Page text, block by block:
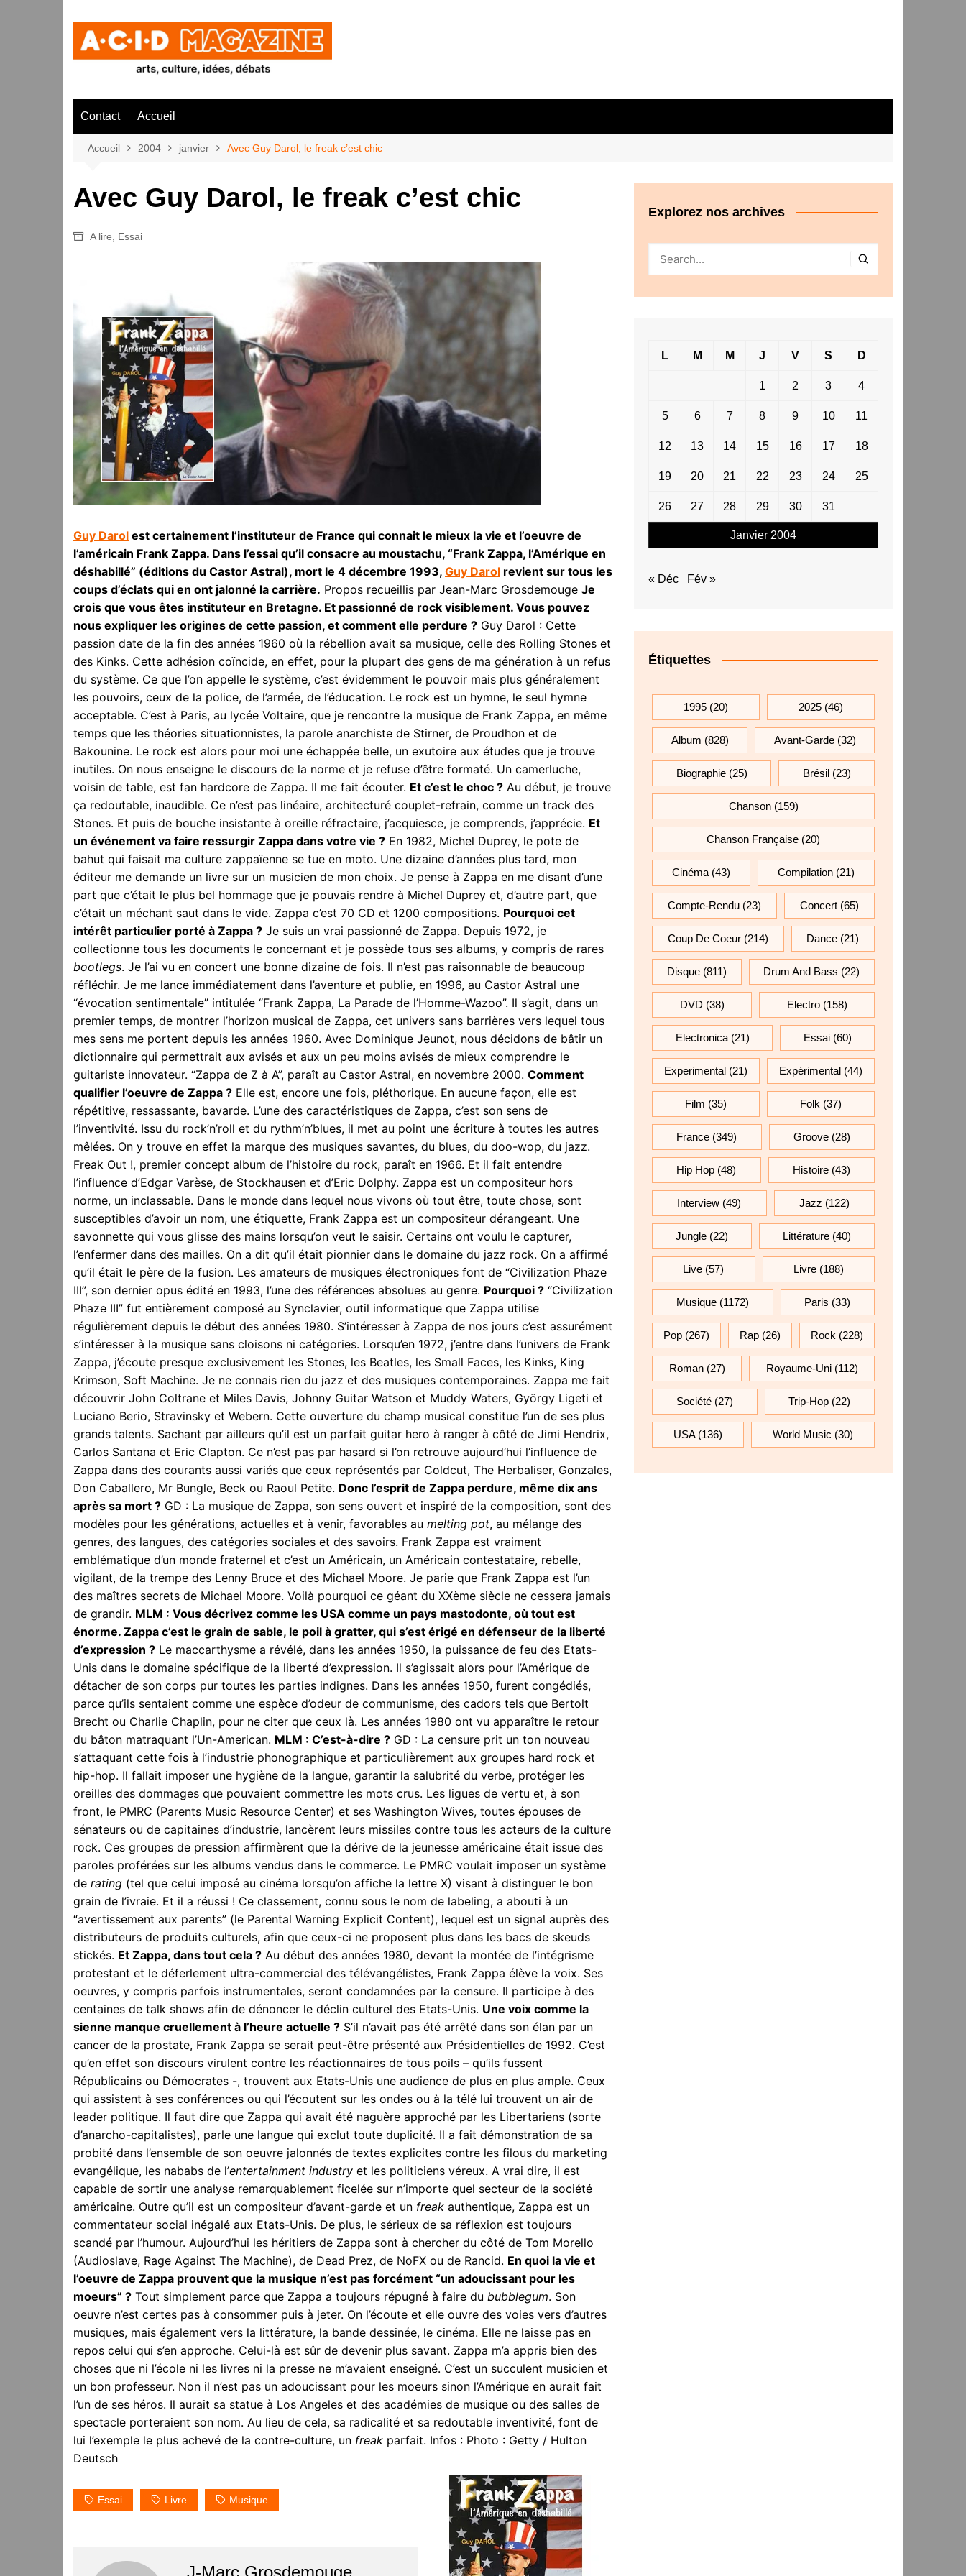
Contact Accueil
Accueil 2004 janvier Avec Guy Darol, le freak c’est chic
Avec Guy Darol, le freak c’est chic
A lire Essai
Guy Darol est certainement l’instituteur de France qui connait le mieux la vie et l’oeuvre de
l’américain Frank Zappa. Dans l’essai qu’il consacre au moustachu, “Frank Zappa, l’Amérique en
déshabillé” (éditions du Castor Astral), mort le 4 décembre 1993, Guy Darol revient sur tous les
coups d’éclats qui en ont jalonné la carrière. Propos recueillis par Jean-Marc Grosdemouge Je
crois que vous êtes instituteur en Bretagne. Et passionné de rock visiblement. Vous pouvez
nous expliquer les origines de cette passion, et comment elle perdure ? Guy Darol : Cette
passion date de la fin des années 1960 où la rébellion avait sa musique, celle des Rolling Stones et
des Kinks. Cette adhésion coïncide, en effet, pour la plupart des gens de ma génération à un refus
du système. Ce que l’on appelle le système, c’est évidemment le pouvoir mais plus généralement
les pouvoirs, ceux de la police, de l’armée, de l’éducation. Le rock est un hymne, le seul hymne
acceptable. C’est à Paris, au lycée Voltaire, que je rencontre la musique de Frank Zappa, en même
temps que les théories situationnistes, la parole anarchiste de Stirner, de Proudhon et de
Bakounine. Le rock est alors pour moi une échappée belle, un exutoire aux études que je trouve
inutiles. On nous enseigne le discours de la norme et je refuse d’être formaté. Un camerluche,
voisin de table, est fan hardcore de Zappa. Il me fait écouter. Et c’est le choc ? Au début, je trouve
ça redoutable, inaudible. Ce n’est pas linéaire, architecturé couplet-refrain, comme un track des
Stones. Et puis de bouche insistante à oreille réfractaire, j’acquiesce, je comprends, j’apprécie. Et
un événement va faire ressurgir Zappa dans votre vie ? En 1982, Michel Duprey, le pote de
bahut qui faisait ma culture zappaïenne se tue en moto. Une dizaine d’années plus tard, mon
éditeur me demande un livre sur un musicien de mon choix. Je pense à Zappa en me disant d’une
part que c’était le plus bel hommage que je pouvais rendre à Michel Duprey et, d’autre part, que
c’était un méchant saut dans le vide. Zappa c’est 70 CD et 1200 compositions. Pourquoi cet
intérêt particulier porté à Zappa ? Je suis un vrai passionné de Zappa. Depuis 1972, je
collectionne tous les documents le concernant et je possède tous ses albums, y compris de rares
bootlegs. Je l’ai vu en concert une bonne dizaine de fois. Il n’est pas raisonnable de beaucoup
réfléchir. Je me lance immédiatement dans l’aventure et publie, en 1996, au Castor Astral une
“évocation sentimentale” intitulée “Frank Zappa, La Parade de l’Homme-Wazoo”. Il s’agit, dans un
premier temps, de montrer l’horizon musical de Zappa, cet univers sans barrières vers lequel tous
mes sens me portent depuis les années 1960. Avec Dominique Jeunot, nous décidons de bâtir un
dictionnaire qui permettrait aux avisés et aux un peu moins avisés de mieux comprendre le
guitariste innovateur. “Zappa de Z à A”, paraît au Castor Astral, en novembre 2000. Comment
qualifier l’oeuvre de Zappa ? Elle est, encore une fois, pléthorique. En aucune façon, elle est
répétitive, ressassante, bavarde. L’une des caractéristiques de Zappa, c’est son sens de
l’inventivité. Issu du rock’n’roll et du rythm’n’blues, il met au point une écriture à toutes les autres
mêlées. On y trouve en effet la marque des musiques savantes, du blues, du doo-wop, du jazz.
Freak Out !, premier concept album de l’histoire du rock, paraît en 1966. Et il fait entendre
l’influence d’Edgar Varèse, de Stockhausen et d’Eric Dolphy. Zappa est un compositeur hors
norme, un inclassable. Dans le monde dans lequel nous vivons où tout être, toute chose, sont
susceptibles d’avoir un nom, une étiquette, Frank Zappa est un compositeur dérangeant. Une
savonnette qui vous glisse des mains lorsqu’on veut le saisir. Certains ont voulu le capturer,
l’enfermer dans des mailles. On a dit qu’il était pionnier dans le domaine du jazz rock. On a affirmé
qu’il était le père de la fusion. Les amateurs de musiques électroniques font de “Civilization Phaze
III”, son dernier opus édité en 1993, l’une des références absolues au genre. Pourquoi ? “Civilization
Phaze III” fut entièrement composé au Synclavier, outil informatique que Zappa utilise
régulièrement depuis le début des années 1980. S’intéresser à Zappa de nos jours c’est assurément
s’intéresser à la musique sans cloisons ni catégories. Lorsqu’en 1972, j’entre dans l’univers de Frank
Zappa, j’écoute presque exclusivement les Stones, les Beatles, les Small Faces, les Kinks, King
Krimson, Soft Machine. Je ne connais rien du jazz et des musiques contemporaines. Zappa me fait
découvrir John Coltrane et Miles Davis, Johnny Guitar Watson et Muddy Waters, György Ligeti et
Luciano Berio, Stravinsky et Webern. Cette ouverture du champ musical constitue l’un de ses plus
grands talents. Sachant par ailleurs qu’il est un parfait guitar hero à ranger à côté de Jimi Hendrix,
Carlos Santana et Eric Clapton. Ce n’est pas par hasard si l’on retrouve aujourd’hui l’influence de
Zappa dans des courants aussi variés que ceux représentés par Coldcut, The Herbaliser, Gonzales,
Don Caballero, Mr Bungle, Beck ou Raoul Petite. Donc l’esprit de Zappa perdure, même dix ans
après sa mort ? GD : La musique de Zappa, son sens ouvert et inspiré de la composition, sont des
modèles pour les générations, actuelles et à venir, favorables au melting pot, au mélange des
genres, des langues, des catégories sociales et des savoirs. Frank Zappa est vraiment
emblématique d’un monde fraternel et c’est un Américain, un Américain contestataire, rebelle,
vigilant, de la trempe des Lenny Bruce et des Michael Moore. Je parie que Frank Zappa est l’un
des maîtres secrets de Michael Moore. Voilà pourquoi ce géant du XXème siècle ne cessera jamais
de grandir. MLM : Vous décrivez comme les USA comme un pays mastodonte, où tout est
énorme. Zappa c’est le grain de sable, le poil à gratter, qui s’est érigé en défenseur de la liberté
d’expression ? Le maccarthysme a révélé, dans les années 1950, la puissance de feu des Etats-
Unis dans le domaine spécifique de la liberté d’expression. Il s’agissait alors pour l’Amérique de
détacher de son corps pur toutes les parties indignes. Dans les années 1950, furent congédiés,
parce qu’ils sentaient comme une espèce d’odeur de communisme, des cadors tels que Bertolt
Brecht ou Charlie Chaplin, pour ne citer que ceux là. Les années 1980 ont vu apparaître le retour
du bâton matraquant l’Un-American. MLM : C’est-à-dire ? GD : La censure prit un ton nouveau
s’attaquant cette fois à l’industrie phonographique et particulièrement aux groupes hard rock et
hip-hop. Il fallait imposer une hygiène de la langue, garantir la salubrité du verbe, protéger les
oreilles des dommages que pouvaient commettre les mots crus. Les ligues de vertu et, à son
front, le PMRC (Parents Music Resource Center) et ses Washington Wives, toutes épouses de
sénateurs ou de capitaines d’industrie, lancèrent leurs missiles contre tous les acteurs de la culture
rock. Ces groupes de pression affirmèrent que la dérive de la jeunesse américaine était issue des
paroles proférées sur les albums vendus dans le commerce. Le PMRC voulait imposer un système
de rating (tel que celui imposé au cinéma lorsqu’on affiche la lettre X) visant à distinguer le bon
grain de l’ivraie. Et il a réussi ! Ce classement, connu sous le nom de labeling, a abouti à un
“avertissement aux parents” (le Parental Warning Explicit Content), lequel est un signal auprès des
distributeurs de produits culturels, afin que ceux-ci ne proposent plus dans les bacs de skeuds
stickés. Et Zappa, dans tout cela ? Au début des années 1980, devant la montée de l’intégrisme
protestant et le déferlement ultra-commercial des télévangélistes, Frank Zappa élève la voix. Ses
oeuvres, y compris parfois instrumentales, seront condamnées par la censure. Il participe à des
centaines de talk shows afin de dénoncer le déclin culturel des Etats-Unis. Une voix comme la
sienne manque cruellement à l’heure actuelle ? S’il n’avait pas été arrêté dans son élan par un
cancer de la prostate, Frank Zappa se serait peut-être présenté aux Présidentielles de 1992. C’est
qu’en effet son discours virulent contre les réactionnaires de tous poils – qu’ils fussent
Républicains ou Démocrates -, trouvent aux Etats-Unis une audience de plus en plus ample. Ceux
qui assistent à ses conférences ou qui l’écoutent sur les ondes ou à la télé lui trouvent un air de
leader politique. Il faut dire que Zappa qui avait été naguère approché par les Libertariens (sorte
d’anarcho-capitalistes), parle une langue qui exclut toute duplicité. Il a fait démonstration de sa
probité dans l’ensemble de son oeuvre jalonnés de textes explicites contre les filous du marketing
evangélique, les nababs de l’entertainment industry et les politiciens véreux. A vrai dire, il est
capable de sortir une analyse remarquablement ficelée sur n’importe quel secteur de la société
américaine. Outre qu’il est un compositeur d’avant-garde et un freak authentique, Zappa est un
commentateur social inégalé aux Etats-Unis. De plus, le sérieux de sa réflexion est toujours
scandé par l’humour. Aujourd’hui les héritiers de Zappa sont à chercher du côté de Tom Morello
(Audioslave, Rage Against The Machine), de Dead Prez, de NoFX ou de Rancid. En quoi la vie et
l’oeuvre de Zappa prouvent que la musique n’est pas forcément “un adoucissant pour les
moeurs” ? Tout simplement parce que Zappa a toujours répugné à faire du bubblegum. Son
oeuvre n’est certes pas à consommer puis à jeter. On l’écoute et elle ouvre des voies vers d’autres
musiques, mais également vers la littérature, la bande dessinée, le cinéma. Elle ne laisse pas en
repos celui qui s’en approche. Celui-là est sûr de devenir plus savant. Zappa m’a appris bien des
choses que ni l’école ni les livres ni la presse ne m’avaient enseigné. C’est un succulent musicien et
un bon professeur. Non il n’est pas un adoucissant pour les moeurs sinon l’Amérique en aurait fait
l’un de ses héros. Il aurait sa statue à Los Angeles et des académies de musique ou des salles de
spectacle porteraient son nom. Au lieu de cela, sa radicalité et sa redoutable inventivité, font de
lui l’exemple le plus achevé de la contre-culture, un freak parfait. Infos : Photo : Getty / Hulton
Deutsch
Essai Livre Musique
J-Marc Grosdemouge
Explorez nos archives
Janvier 2004
L M M J V S D
1 2 3 4
5 6 7 8 9 10 11
12 13 14 15 16 17 18
19 20 21 22 23 24 25
26 27 28 29 30 31
« Déc Fév »
Étiquettes
1995 (20) 2025 (46)
Album (828) Avant-Garde(32)
Biographie(25) Brésil(23)
Chanson(159)
Chanson Française (20)
Cinéma (43) Compilation (21)
Compte-Rendu (23) Concert (65)
Coup De Coeur(214) Dance (21)
Disque(811) Drum And Bass (22)
DVD (38) Electro(158)
Electronica(21) Essai(60)
Experimental (21) Expérimental (44)
Film (35) Folk (37)
France (349) Groove(28)
Hip Hop (48) Histoire(43)
Interview (49) Jazz (122)
Jungle (22) Littérature (40)
Live (57) Livre(188)
Musique(1172) Paris (33)
Pop (267) Rap (26) Rock (228)
Roman(27) Royaume-Uni(112)
Société(27) Trip-Hop (22)
USA(136) World Music (30)